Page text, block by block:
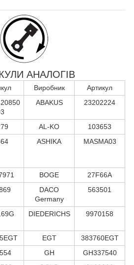
АНАЛОГІВ
Виробник
Артикул
ABAKUS 23202224
AL-KO
103653
ASHIKA MASMA03
BOGE
27F66A
DACO
Germany
563501
DIEDERICHS 9970158
EGT
383760EGT
GH
GH337540